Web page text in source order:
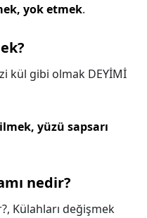
yok etmek.
kül gibi olmak DEYİMİ
yüzü sapsarı
nedir?
Külahları değişmek